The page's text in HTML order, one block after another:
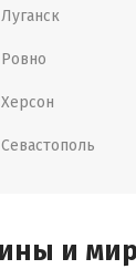
Луганск
Ровно
Херсон
Севастополь
и